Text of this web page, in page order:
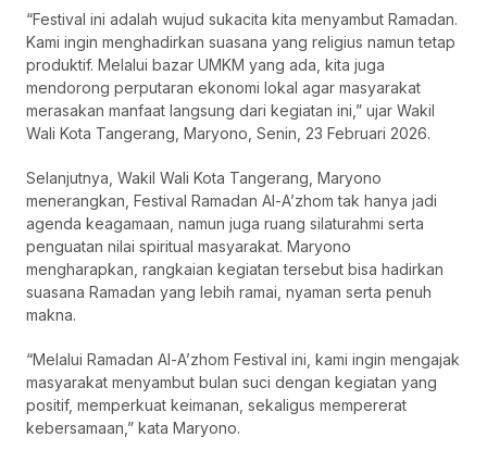
“Festival ini adalah wujud sukacita kita menyambut Ramadan.
Kami ingin menghadirkan suasana yang religius namun tetap
produktif. Melalui bazar UMKM yang ada, kita juga
mendorong perputaran ekonomi lokal agar masyarakat
merasakan manfaat langsung dari kegiatan ini,” ujar Wakil
Wali Kota Tangerang, Maryono, Senin, 23 Februari 2026.
Selanjutnya, Wakil Wali Kota Tangerang, Maryono
menerangkan, Festival Ramadan Al-A’zhom tak hanya jadi
agenda keagamaan, namun juga ruang silaturahmi serta
penguatan nilai spiritual masyarakat. Maryono
mengharapkan, rangkaian kegiatan tersebut bisa hadirkan
suasana Ramadan yang lebih ramai, nyaman serta penuh
makna.
“Melalui Ramadan Al-A’zhom Festival ini, kami ingin mengajak
masyarakat menyambut bulan suci dengan kegiatan yang
positif, memperkuat keimanan, sekaligus mempererat
kebersamaan,” kata Maryono.